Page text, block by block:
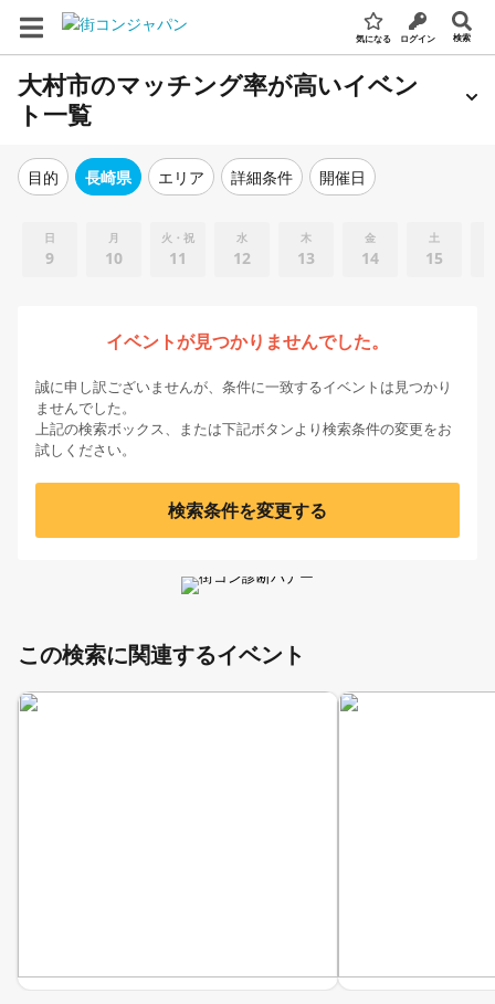
気になる ログイン 検索
大村市のマッチング率が高いイベン
ト一覧
目的 長崎県 エリア 詳細条件 開催日
日
9
月
10
火・祝
11
水
12
木
13
金
14
土
15
イベントが見つかりませんでした。
誠に申し訳ございませんが、条件に一致するイベントは見つかり
ませんでした。
上記の検索ボックス、または下記ボタンより検索条件の変更をお
試しください。
検索条件を変更する
この検索に関連するイベント